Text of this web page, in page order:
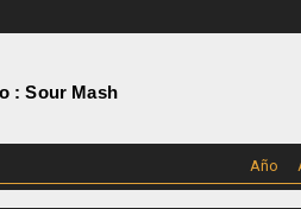
:Sour Mash
Año